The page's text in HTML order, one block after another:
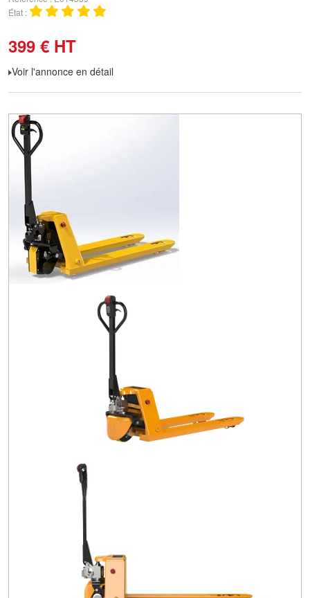
État
399 € HT
Voir l'annonce en détail